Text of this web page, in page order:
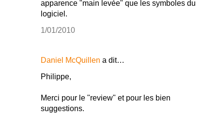
apparence "main levée" que les symboles du
logiciel.
1/01/2010
Daniel McQuillen a dit…
Philippe,
Merci pour le "review" et pour les bien
suggestions.